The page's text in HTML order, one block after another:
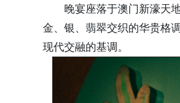
晚宴座落于澳门新濠天
金、银、翡翠交织的华贵格
现代交融的基调。